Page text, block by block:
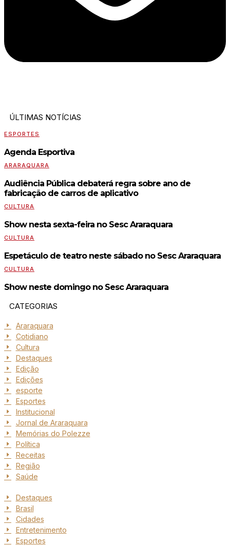
ÚLTIMAS NOTÍCIAS
ESPORTES
Agenda Esportiva
ARARAQUARA
Audiência Pública debaterá regra sobre ano de
fabricação de carros de aplicativo
CULTURA
Show nesta sexta-feira no Sesc Araraquara
CULTURA
Espetáculo de teatro neste sábado no Sesc Araraquara
CULTURA
Show neste domingo no Sesc Araraquara
CATEGORIAS
Araraquara
Cotidiano
Cultura
Destaques
Edição
Edições
esporte
Esportes
Institucional
Jornal de Araraquara
Memórias do Polezze
Política
Receitas
Região
Saúde
Destaques
Brasil
Cidades
Entretenimento
Esportes